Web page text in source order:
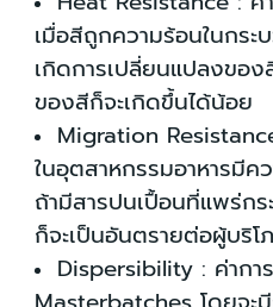
เมื่อสีถูกความร้อนในกร
เกิดการเปลี่ยนแปลงขอ
ของสีก็จะเกิดขึ้นได้น้อย
Migration
ในอุตสาหกรรมอาหารมีค
ถ้ามีสารปนเปื้อนที่แพร่ก
ก็จะเป็นอันตรายต่อผู้บริโ
Dispersibility : ค่ากา